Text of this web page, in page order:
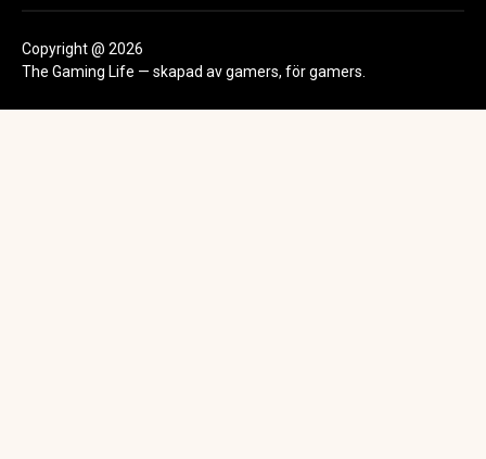
Copyright @ 2026
The Gaming Life — skapad av gamers, för gamers.